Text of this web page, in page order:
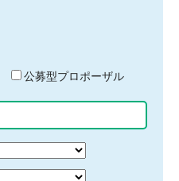
公募型プロポーザル